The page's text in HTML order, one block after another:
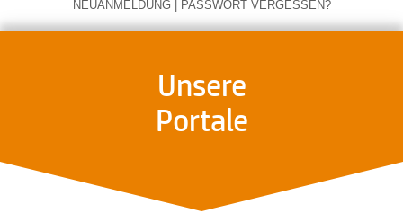
NEUANMELDUNG | PASSWORT VERGESSEN?
Unsere
Portale